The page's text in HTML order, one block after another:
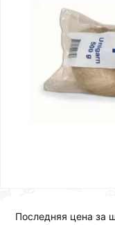
Последняя цена за